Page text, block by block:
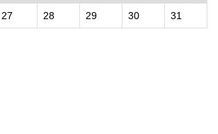
27 28 29 30 31